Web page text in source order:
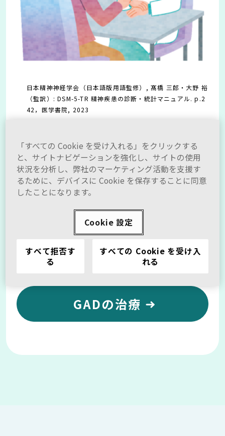
日本精神神経学会（日本語版用語監修）, 髙橋 三郎・大野 裕
（監訳）: DSM-5-TR 精神疾患の診断・統計マニュアル. p.2
42，医学書院, 2023
Matsuyama, S. et al.: Neuropsychiatric Disease and Tre
atment 21: 1371, 2025
Ruscio, A. M. et al.: JAMA Psychiatry 74(5): 465, 2017
厚生労働省. 「精神疾患の社会的コストの推計」事業実績報
告書.
https://www.mhlw.go.jp/bunya/shougaihoken/cyousa
jigyou/dl/seikabutsu30-2.pdf（2026年1⽉7⽇確認）
GADの症状
GADの治療
「すべての Cookie を受け入れる」をクリックする
と、サイトナビゲーションを強化し、サイトの使用
状況を分析し、弊社のマーケティング活動を支援す
るために、デバイスに Cookie を保存することに同意
したことになります。
Cookie 設定
すべて拒否す
る
すべての Cookie を受け入
れる